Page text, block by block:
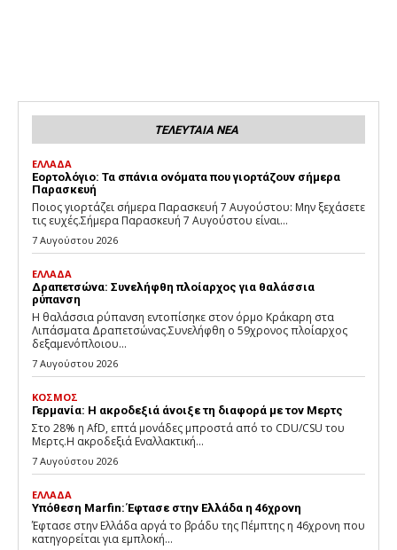
ΤΕΛΕΥΤΑΙΑ ΝΕΑ
ΕΛΛΑΔΑ
Εορτολόγιο: Τα σπάνια ονόματα που γιορτάζουν σήμερα
Παρασκευή
Ποιος γιορτάζει σήμερα Παρασκευή 7 Αυγούστου: Μην ξεχάσετε
τις ευχές.Σήμερα Παρασκευή 7 Αυγούστου είναι...
7 Αυγούστου 2026
ΕΛΛΑΔΑ
Δραπετσώνα: Συνελήφθη πλοίαρχος για θαλάσσια
ρύπανση
Η θαλάσσια ρύπανση εντοπίσηκε στον όρμο Κράκαρη στα
Λιπάσματα Δραπετσώνας.Συνελήφθη ο 59χρονος πλοίαρχος
δεξαμενόπλοιου...
7 Αυγούστου 2026
ΚΟΣΜΟΣ
Γερμανία: Η ακροδεξιά άνοιξε τη διαφορά με τον Μερτς
Στο 28% η AfD, επτά μονάδες μπροστά από το CDU/CSU του
Μερτς.Η ακροδεξιά Εναλλακτική...
7 Αυγούστου 2026
ΕΛΛΑΔΑ
Υπόθεση Marfin: Έφτασε στην Ελλάδα η 46χρονη
Έφτασε στην Ελλάδα αργά το βράδυ της Πέμπτης η 46χρονη που
κατηγορείται για εμπλοκή...